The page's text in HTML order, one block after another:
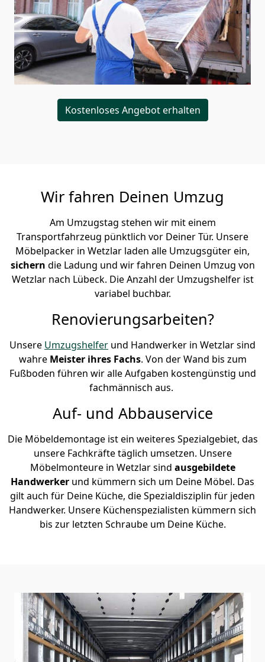
Kostenloses Angebot erhalten
Wir fahren Deinen Umzug
Am Umzugstag stehen wir mit einem
Transportfahrzeug pünktlich vor Deiner Tür. Unsere
Möbelpacker in Wetzlar laden alle Umzugsgüter ein,
sichern die Ladung und wir fahren Deinen Umzug von
Wetzlar nach Lübeck. Die Anzahl der Umzugshelfer ist
variabel buchbar.
Renovierungsarbeiten?
Unsere Umzugshelfer und Handwerker in Wetzlar sind
wahre Meister ihres Fachs. Von der Wand bis zum
Fußboden führen wir alle Aufgaben kostengünstig und
fachmännisch aus.
Auf- und Abbauservice
Die Möbeldemontage ist ein weiteres Spezialgebiet, das
unsere Fachkräfte täglich umsetzen. Unsere
Möbelmonteure in Wetzlar sind ausgebildete
Handwerker und kümmern sich um Deine Möbel. Das
gilt auch für Deine Küche, die Spezialdisziplin für jeden
Handwerker. Unsere Küchenspezialisten kümmern sich
bis zur letzten Schraube um Deine Küche.